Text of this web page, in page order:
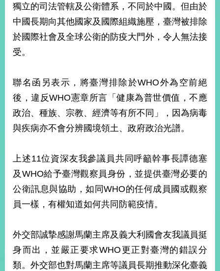
導
覽
於
本
部
新
心
外
交
資
訊
國
與
地
際
傳
播
獨立的司法管轄及公衛體系，不同於中國。但由於
中國長期向其他國家及國際組織施壓，臺灣被排除
於國際社會及全球公衛的防疫大門外，令人無法接
受。
聯名函另表示，將臺灣排除於WHO外為空前絕
後，違反WHO憲章所言「健康為普世價值，不應
政治、種族、宗教、經濟等有所不同」，因為病毒
與疾病亦不會分辨國境領土、政府政治光譜。
上述11位資深友我參議員共同呼籲幹事長譚德塞
及WHO給予臺灣觀察員身份，並提供臺灣必要的
公衛訊息與協助，如同WHO的任何成員國或觀察
員一樣，有權知道如何共同防範疫情。
外交部誠摯感謝馬蘭主席及義大利國會友我議員挺
身而出，並嚴正要求WHO更正對臺灣的錯誤分
類。外交部也對馬蘭主席等議員長期推動深化臺義